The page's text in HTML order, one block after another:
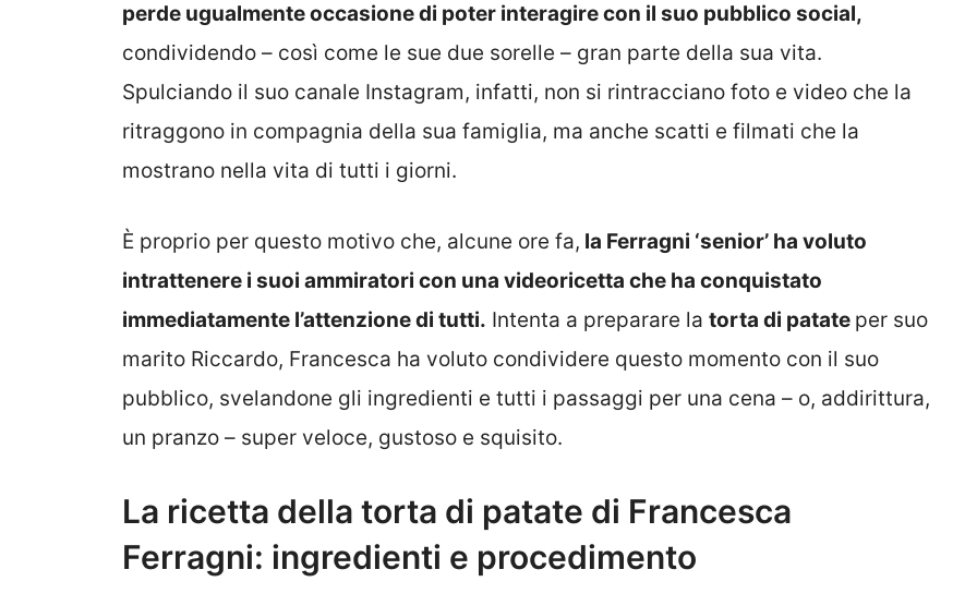
perde ugualmente occasione di poter interagire con il suo pubblico social,
condividendo – così come le sue due sorelle – gran parte della sua vita.
Spulciando il suo canale Instagram, infatti, non si rintracciano foto e video che la
ritraggono in compagnia della sua famiglia, ma anche scatti e filmati che la
mostrano nella vita di tutti i giorni.
È proprio per questo motivo che, alcune ore fa, la Ferragni ‘senior’ ha voluto
intrattenere i suoi ammiratori con una videoricetta che ha conquistato
immediatamente l’attenzione di tutti. Intenta a preparare la torta di patate per suo
marito Riccardo, Francesca ha voluto condividere questo momento con il suo
pubblico, svelandone gli ingredienti e tutti i passaggi per una cena – o, addirittura,
un pranzo – super veloce, gustoso e squisito.
La ricetta della torta di patate di Francesca
Ferragni: ingredienti e procedimento